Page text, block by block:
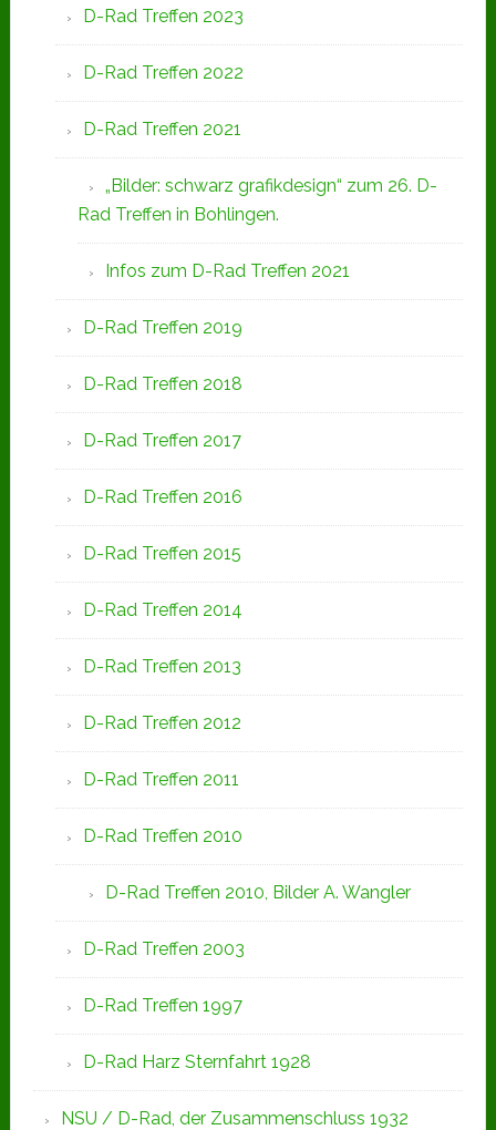
D-Rad Treffen 2023
D-Rad Treffen 2022
D-Rad Treffen 2021
„Bilder: schwarz grafikdesign“ zum 26. D-
Rad Treffen in Bohlingen.
Infos zum D-Rad Treffen 2021
D-Rad Treffen 2019
D-Rad Treffen 2018
D-Rad Treffen 2017
D-Rad Treffen 2016
D-Rad Treffen 2015
D-Rad Treffen 2014
D-Rad Treffen 2013
D-Rad Treffen 2012
D-Rad Treffen 2011
D-Rad Treffen 2010
D-Rad Treffen 2010, Bilder A. Wangler
D-Rad Treffen 2003
D-Rad Treffen 1997
D-Rad Harz Sternfahrt 1928
NSU / D-Rad, der Zusammenschluss 1932